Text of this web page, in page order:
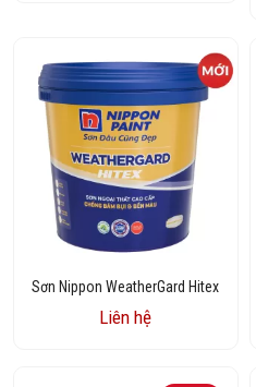
Sơn Nippon WeatherGard Hitex
Liên hệ